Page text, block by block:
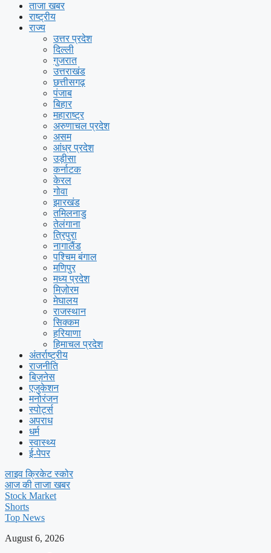
ताजा खबर
राष्ट्रीय
राज्य
उत्तर प्रदेश
दिल्ली
गुजरात
उत्तराखंड
छत्तीसगढ़
पंजाब
बिहार
महाराष्ट्र
अरुणाचल प्रदेश
असम
आंध्र प्रदेश
उड़ीसा
कर्नाटक
केरल
गोवा
झारखंड
तमिलनाडु
तेलंगाना
त्रिपुरा
नागालैंड
पश्चिम बंगाल
मणिपुर
मध्य प्रदेश
मिज़ोरम
मेघालय
राजस्थान
सिक्कम
हरियाणा
हिमाचल प्रदेश
अंतर्राष्ट्रीय
राजनीति
बिज़नेस
एजुकेशन
मनोरंजन
स्पोर्ट्स
अपराध
धर्म
स्वास्थ्य
ई-पेपर
लाइव क्रिकेट स्कोर
आज की ताजा खबर
Stock Market
Shorts
Top News
August 6, 2026